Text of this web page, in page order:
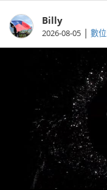
Billy
2026-08-05 | 數